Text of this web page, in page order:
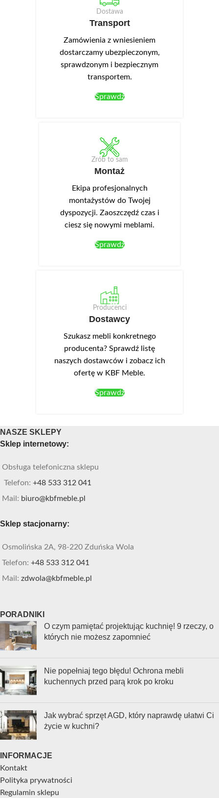
Dostawa
Transport
Zamówienia z wniesieniem
dostarczamy ubezpieczonym,
sprawdzonym i bezpiecznym
transportem.
Sprawdź
Zrób to sam
Montaż
Ekipa profesjonalnych
montażystów do Twojej
dyspozycji. Zaoszczędź czas i
ciesz się nowymi meblami.
Sprawdź
Producenci
Dostawcy
Szukasz mebli konkretnego
producenta? Sprawdź listę
naszych dostawców i zobacz ich
ofertę w KBF Meble.
Sprawdź
NASZE SKLEPY
Sklep internetowy:
Obsługa telefoniczna sklepu
Telefon: +48 533 312 041
Mail: biuro@kbfmeble.pl
Sklep stacjonarny:
Osmolińska 2A, 98-220 Zduńska Wola
Telefon: +48 533 312 041
Mail: zdwola@kbfmeble.pl
PORADNIKI
O czym pamiętać projektując kuchnię! 9 rzeczy, o
których nie możesz zapomnieć
Nie popełniaj tego błędu! Ochrona mebli
kuchennych przed parą krok po kroku
Jak wybrać sprzęt AGD, który naprawdę ułatwi Ci
życie w kuchni?
INFORMACJE
Kontakt
Polityka prywatności
Regulamin sklepu